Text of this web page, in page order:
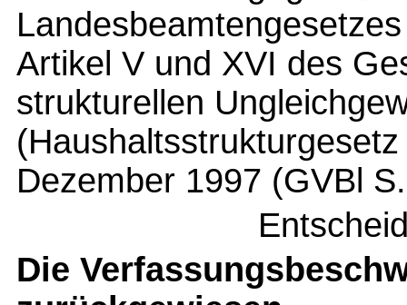
Artikel V und XVI des
strukturellen
Dezember 1997 (GVBl
Die